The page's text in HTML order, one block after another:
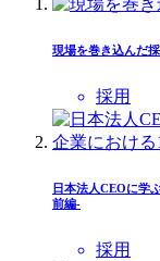
現場を巻き込んだ
採用
日本法人CEOに学
前編-
採用